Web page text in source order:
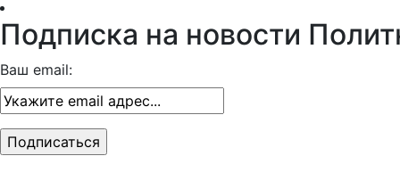
Подписка на новости
Ваш email: